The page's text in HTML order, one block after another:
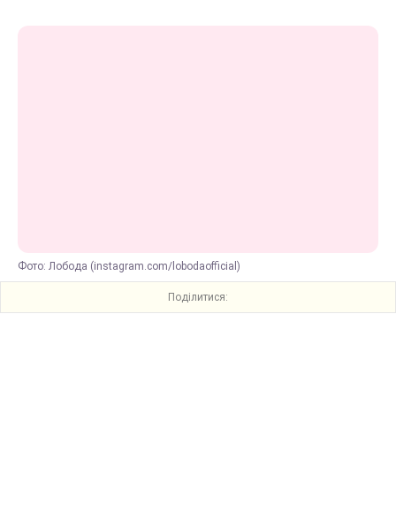
Фото: Лобода (instagram.com/lobodaofficial)
Поділитися: